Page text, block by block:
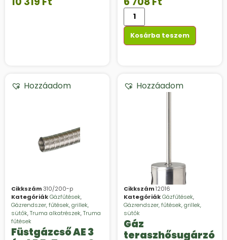
Kosárba teszem
Hozzáadom
Cikkszám 310/200-p
KategóriákGázfűtések,
Gázrendszer, fűtések, grillek,
sütők,Truma alkatrészek,Truma
fűtések
Füstgázcső AE 3
Hozzáadom
Cikkszám12016
KategóriákGázfűtések,
Gázrendszer, fűtések, grillek,
sütők
Gáz
teraszhősugárzó